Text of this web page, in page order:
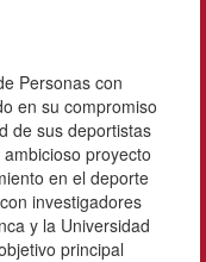
Personas con
en su compromiso
de sus deportistas
proyecto
en el deporte
investigadores
y la Universidad
principal